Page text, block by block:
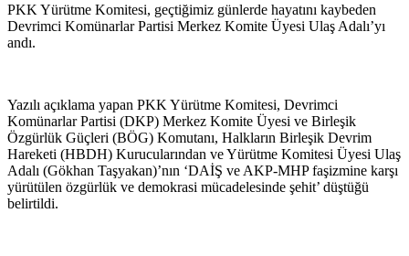
PKK Yürütme Komitesi, geçtiğimiz günlerde hayatını kaybeden
Devrimci Komünarlar Partisi Merkez Komite Üyesi Ulaş Adalı’yı
andı.
Yazılı açıklama yapan PKK Yürütme Komitesi, Devrimci
Komünarlar Partisi (DKP) Merkez Komite Üyesi ve Birleşik
Özgürlük Güçleri (BÖG) Komutanı, Halkların Birleşik Devrim
Hareketi (HBDH) Kurucularından ve Yürütme Komitesi Üyesi Ulaş
Adalı (Gökhan Taşyakan)’nın ‘DAİŞ ve AKP-MHP faşizmine karşı
yürütülen özgürlük ve demokrasi mücadelesinde şehit’ düştüğü
belirtildi.